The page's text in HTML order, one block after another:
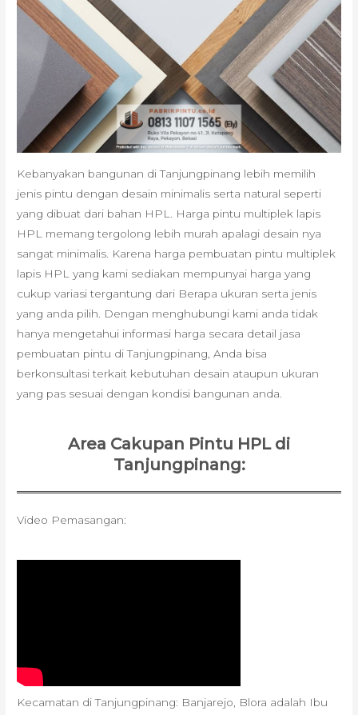
Kebanyakan bangunan di Tanjungpinang lebih memilih
jenis pintu dengan desain minimalis serta natural seperti
yang dibuat dari bahan HPL. Harga pintu multiplek lapis
HPL memang tergolong lebih murah apalagi desain nya
sangat minimalis. Karena harga pembuatan pintu multiplek
lapis HPL yang kami sediakan mempunyai harga yang
cukup variasi tergantung dari Berapa ukuran serta jenis
yang anda pilih. Dengan menghubungi kami anda tidak
hanya mengetahui informasi harga secara detail jasa
pembuatan pintu di Tanjungpinang, Anda bisa
berkonsultasi terkait kebutuhan desain ataupun ukuran
yang pas sesuai dengan kondisi bangunan anda.
Area Cakupan Pintu HPL di
Tanjungpinang:
Video Pemasangan:
Kecamatan di Tanjungpinang: Banjarejo, Blora adalah Ibu